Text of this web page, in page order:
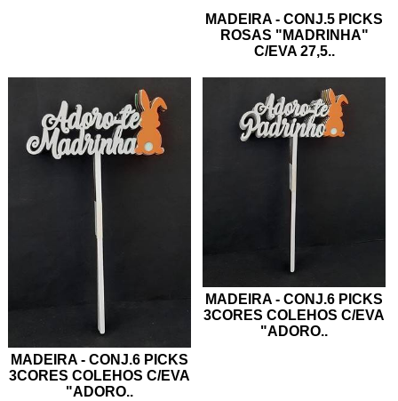
MADEIRA - CONJ.5 PICKS
ROSAS "MADRINHA"
C/EVA 27,5..
MADEIRA - CONJ.6 PICKS
3CORES COLEHOS C/EVA
"ADORO..
MADEIRA - CONJ.6 PICKS
3CORES COLEHOS C/EVA
"ADORO..